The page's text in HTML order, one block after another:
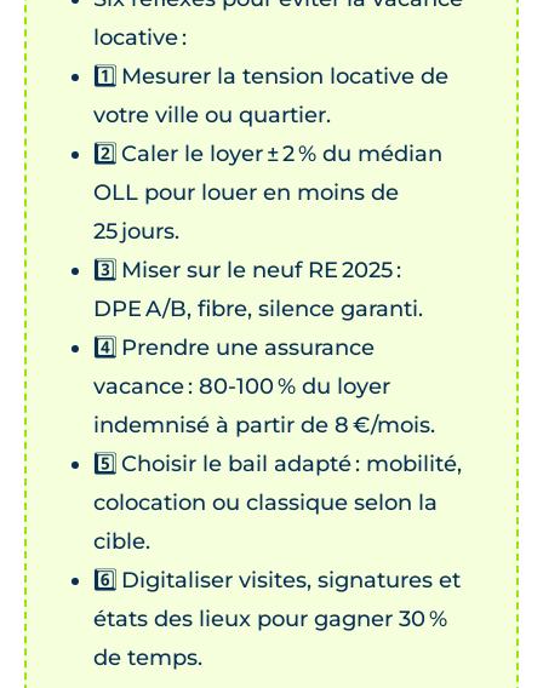
locative :
1️⃣ Mesurer la tension locative de
votre ville ou quartier.
2️⃣ Caler le loyer ± 2 % du médian
OLL pour louer en moins de
25 jours.
3️⃣ Miser sur le neuf RE 2025 :
DPE A/B, fibre, silence garanti.
4️⃣ Prendre une assurance
vacance : 80‑100 % du loyer
indemnisé à partir de 8 €/mois.
5️⃣ Choisir le bail adapté : mobilité,
colocation ou classique selon la
cible.
6️⃣ Digitaliser visites, signatures et
états des lieux pour gagner 30 %
de temps.